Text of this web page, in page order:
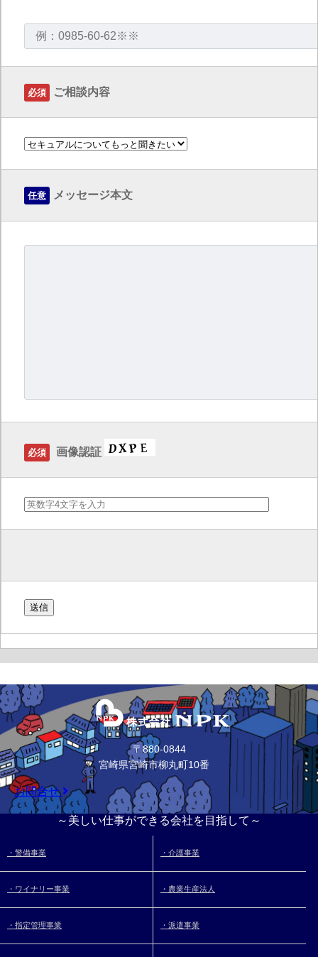
必須 ご相談内容
任意 メッセージ本文
必須 画像認証
〒880-0844
宮崎県宮崎市柳丸町10番
お問合せ
～美しい仕事ができる会社を目指して～
・警備事業 ・介護事業
・ワイナリー事業 ・農業生産法人
・指定管理事業 ・派遣事業